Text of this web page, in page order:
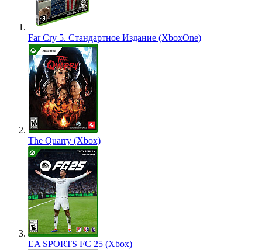
Far Cry 5. Стандартное Издание (XboxOne)
The Quarry (Xbox)
EA SPORTS FC 25 (Xbox)